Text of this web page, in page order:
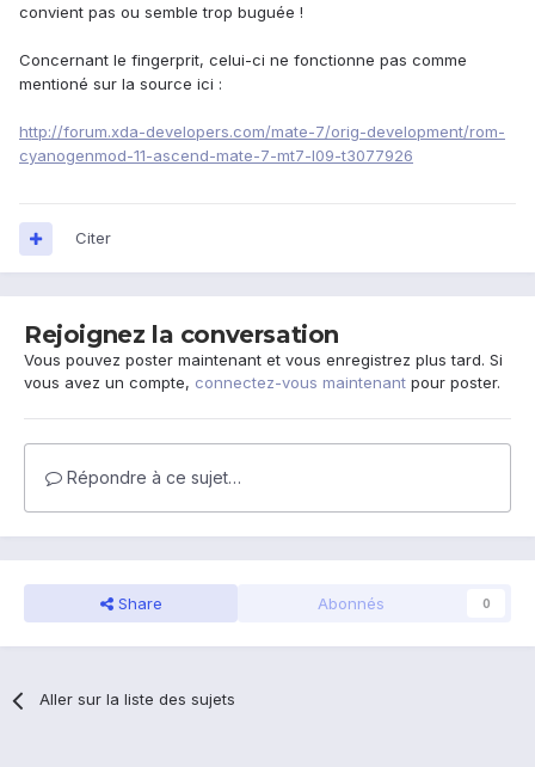
convient pas ou semble trop buguée !
Concernant le fingerprit, celui-ci ne fonctionne pas comme
mentioné sur la source ici :
http://forum.xda-developers.com/mate-7/orig-development/rom-
cyanogenmod-11-ascend-mate-7-mt7-l09-t3077926
Citer
Rejoignez la conversation
Vous pouvez poster maintenant et vous enregistrez plus tard. Si
vous avez un compte, connectez-vous maintenant pour poster.
Répondre à ce sujet…
Share Abonnés 0
Aller sur la liste des sujets